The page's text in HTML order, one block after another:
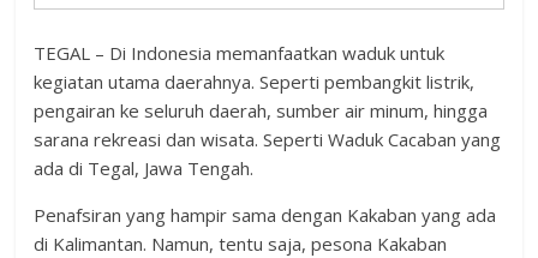
TEGAL – Di Indonesia memanfaatkan waduk untuk
kegiatan utama daerahnya. Seperti pembangkit listrik,
pengairan ke seluruh daerah, sumber air minum, hingga
sarana rekreasi dan wisata. Seperti Waduk Cacaban yang
ada di Tegal, Jawa Tengah.
Penafsiran yang hampir sama dengan Kakaban yang ada
di Kalimantan. Namun, tentu saja, pesona Kakaban